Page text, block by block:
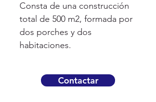
Consta de una construcción
total de 500 m2, formada por
dos porches y dos
habitaciones.
Contactar